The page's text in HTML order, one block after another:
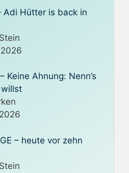
Adi Hütter is back in
Keine Ahnung: Nenn’s
– heute vor zehn